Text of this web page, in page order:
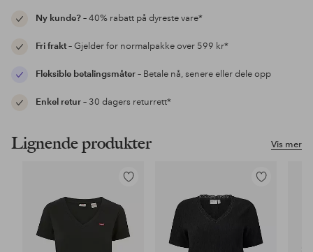
Ny kunde?– 40% rabatt på dyreste vare*
Fri frakt– Gjelder for normalpakke over 599 kr*
Fleksible betalingsmåter– Betale nå, senere eller dele opp
Enkel retur– 30 dagers returrett*
Vis mer
Lignende produkter
Legg
favoritter
Legg
favoritter